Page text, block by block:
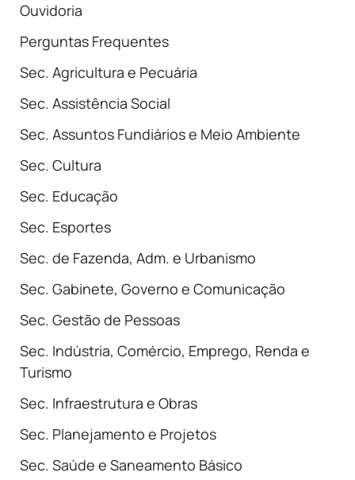
Ouvidoria
Perguntas Frequentes
Sec. Agricultura e Pecuária
Sec. Assistência Social
Sec. Assuntos Fundiários e Meio Ambiente
Sec. Cultura
Sec. Educação
Sec. Esportes
Sec. de Fazenda, Adm. e Urbanismo
Sec. Gabinete, Governo e Comunicação
Sec. Gestão de Pessoas
Sec. Indústria, Comércio, Emprego, Renda e
Turismo
Sec. Infraestrutura e Obras
Sec. Planejamento e Projetos
Sec. Saúde e Saneamento Básico